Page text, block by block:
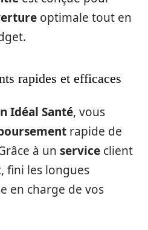
optimale tout en
rapides et efficaces
Idéal Santé, vous
rapide de
à un service client
fini les longues
en charge de vos